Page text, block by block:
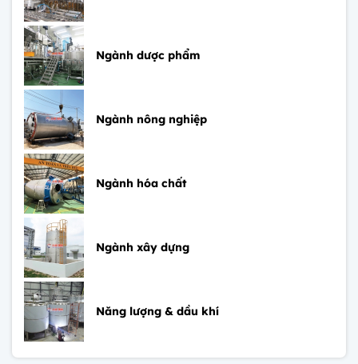
Ngành dược phẩm
Ngành nông nghiệp
Ngành hóa chất
Ngành xây dựng
Năng lượng & dầu khí